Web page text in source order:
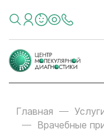
Главная
Врачебные